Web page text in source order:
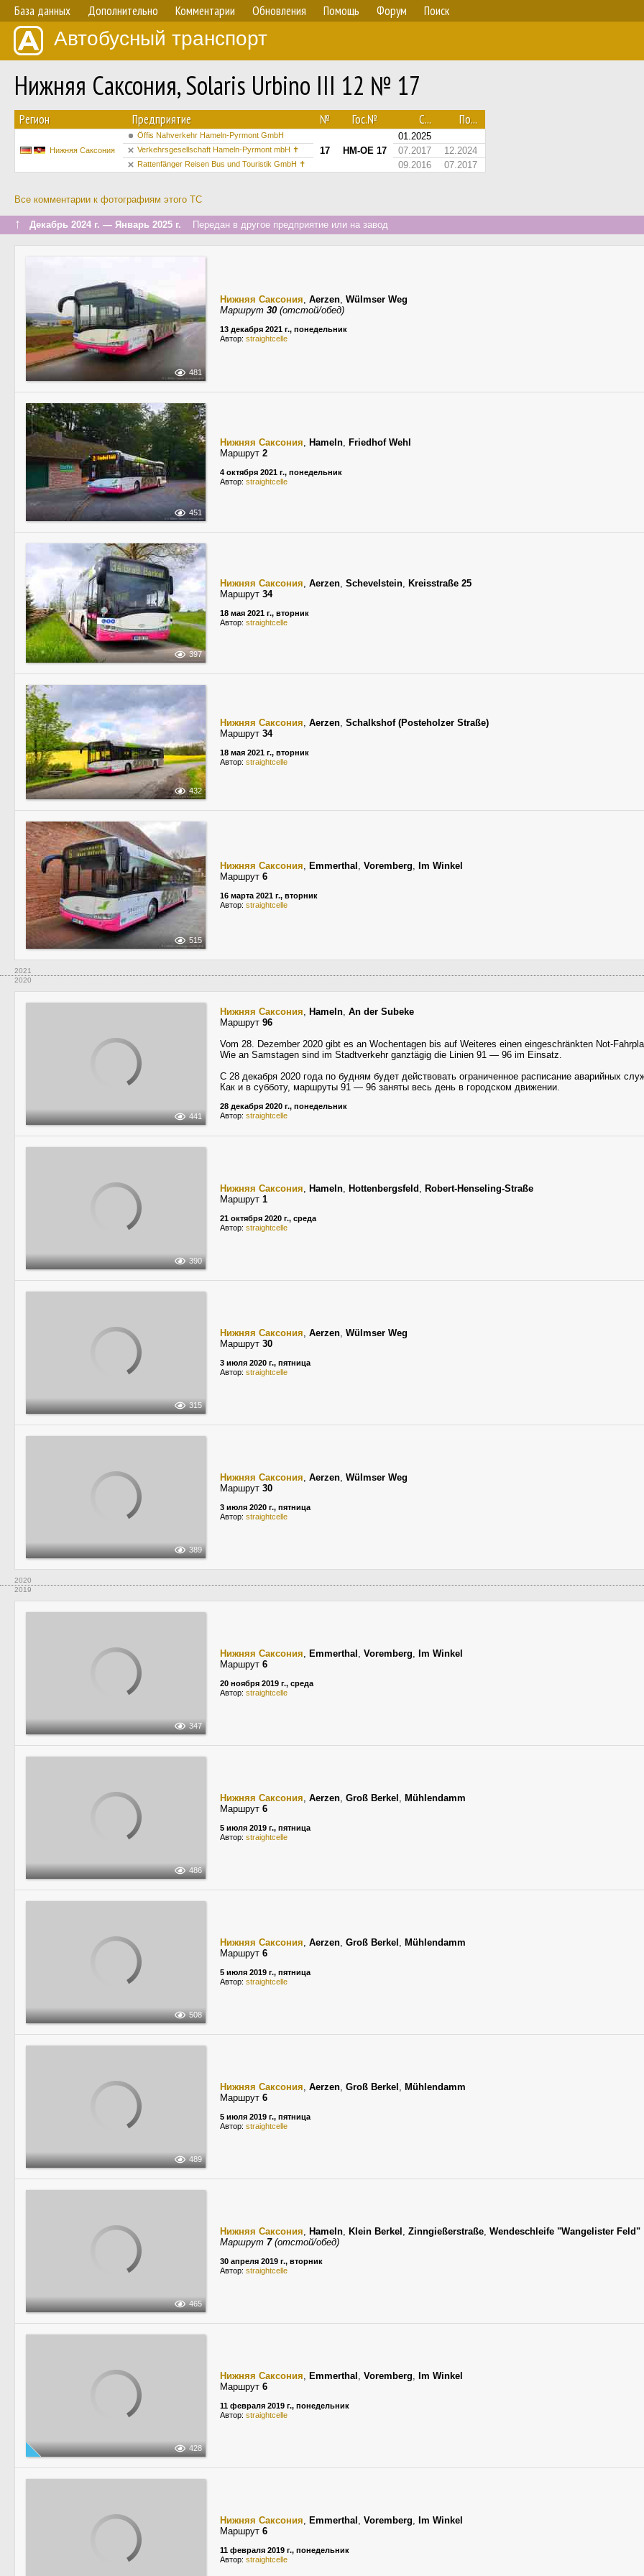
База данных Дополнительно Комментарии Обновления Помощь Форум Поиск
Автобусный транспорт
Нижняя Саксония, Solaris Urbino III 12 № 17
Регион Предприятие № Гос.№ С... По...
Нижняя Саксония
Öffis Nahverkehr Hameln-Pyrmont GmbH
17 HM-OE 17
01.2025
Verkehrsgesellschaft Hameln-Pyrmont mbH ✝ 07.2017 12.2024
Rattenfänger Reisen Bus und Touristik GmbH ✝ 09.2016 07.2017
Все комментарии к фотографиям этого ТС
↑ Декабрь 2024 г. — Январь 2025 г. Передан в другое предприятие или на завод
481
Нижняя Саксония, Aerzen, Wülmser Weg
Маршрут 30 (отстой/обед)
13 декабря 2021 г., понедельник
Автор: straightcelle
451
Нижняя Саксония, Hameln, Friedhof Wehl
Маршрут 2
4 октября 2021 г., понедельник
Автор: straightcelle
397
Нижняя Саксония, Aerzen, Schevelstein, Kreisstraße 25
Маршрут 34
18 мая 2021 г., вторник
Автор: straightcelle
432
Нижняя Саксония, Aerzen, Schalkshof (Posteholzer Straße)
Маршрут 34
18 мая 2021 г., вторник
Автор: straightcelle
515
Нижняя Саксония, Emmerthal , Voremberg, Im Winkel
Маршрут 6
16 марта 2021 г., вторник
Автор: straightcelle
2021
2020
441
Нижняя Саксония, Hameln, An der Subeke
Маршрут 96
Vom 28. Dezember 2020 gibt es an Wochentagen bis auf Weiteres einen eingeschränkten Not-
Wie an Samstagen sind im Stadtverkehr ganztägig die Linien 91 — 96 im Einsatz.
С 28 декабря 2020 года по будням будет действовать ограниченное расписание аварийных
Как и в субботу, маршруты 91 — 96 заняты весь день в городском движении.
28 декабря 2020 г., понедельник
Автор: straightcelle
390
Нижняя Саксония, Hameln, Hottenbergsfeld , Robert-Henseling-Straße
Маршрут 1
21 октября 2020 г., среда
Автор: straightcelle
315
Нижняя Саксония, Aerzen, Wülmser Weg
Маршрут 30
3 июля 2020 г., пятница
Автор: straightcelle
389
Нижняя Саксония, Aerzen, Wülmser Weg
Маршрут 30
3 июля 2020 г., пятница
Автор: straightcelle
2020
2019
347
Нижняя Саксония, Emmerthal , Voremberg, Im Winkel
Маршрут 6
20 ноября 2019 г., среда
Автор: straightcelle
486
Нижняя Саксония, Aerzen, Groß Berkel , Mühlendamm
Маршрут 6
5 июля 2019 г., пятница
Автор: straightcelle
508
Нижняя Саксония, Aerzen, Groß Berkel , Mühlendamm
Маршрут 6
5 июля 2019 г., пятница
Автор: straightcelle
489
Нижняя Саксония, Aerzen, Groß Berkel , Mühlendamm
Маршрут 6
5 июля 2019 г., пятница
Автор: straightcelle
465
Нижняя Саксония, Hameln, Klein Berkel , Zinngießerstraße, Wendeschleife "Wangelister Feld"
Маршрут 7(отстой/обед)
30 апреля 2019 г., вторник
Автор: straightcelle
428
Нижняя Саксония, Emmerthal , Voremberg, Im Winkel
Маршрут 6
11 февраля 2019 г., понедельник
Автор: straightcelle
Нижняя Саксония, Emmerthal , Voremberg, Im Winkel
Маршрут 6
11 февраля 2019 г., понедельник
Автор: straightcelle